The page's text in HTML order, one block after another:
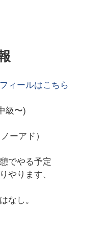
ィールはこちら
級〜)
ーアド）
でやる予定
やります、
なし。